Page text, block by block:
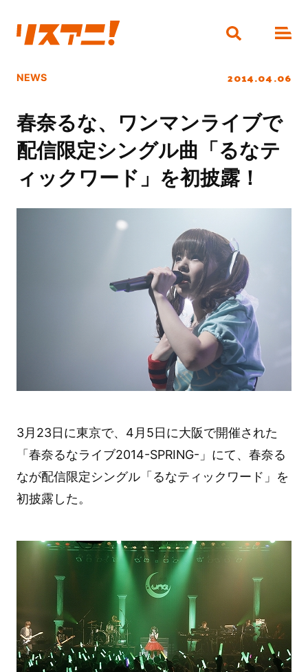
NEWS 2014.04.06
春奈るな、ワンマンライブで
配信限定シングル曲「るなテ
ィックワード」を初披露！
3月23日に東京で、4月5日に大阪で開催された
「春奈るなライブ2014-SPRING-」にて、春奈る
なが配信限定シングル「るなティックワード」を
初披露した。